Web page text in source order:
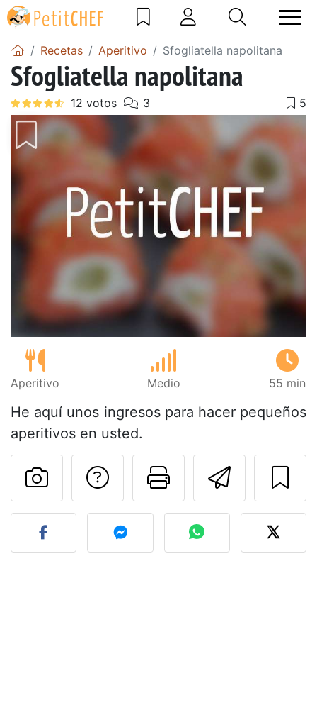
Recetas Aperitivo Sfogliatella napolitana
Sfogliatella napolitana
Aperitivo Medio 55 min
He aquí unos ingresos para hacer pequeños
aperitivos en usted.
Imprimir
Preguntar al autor
Publicar la foto de esta